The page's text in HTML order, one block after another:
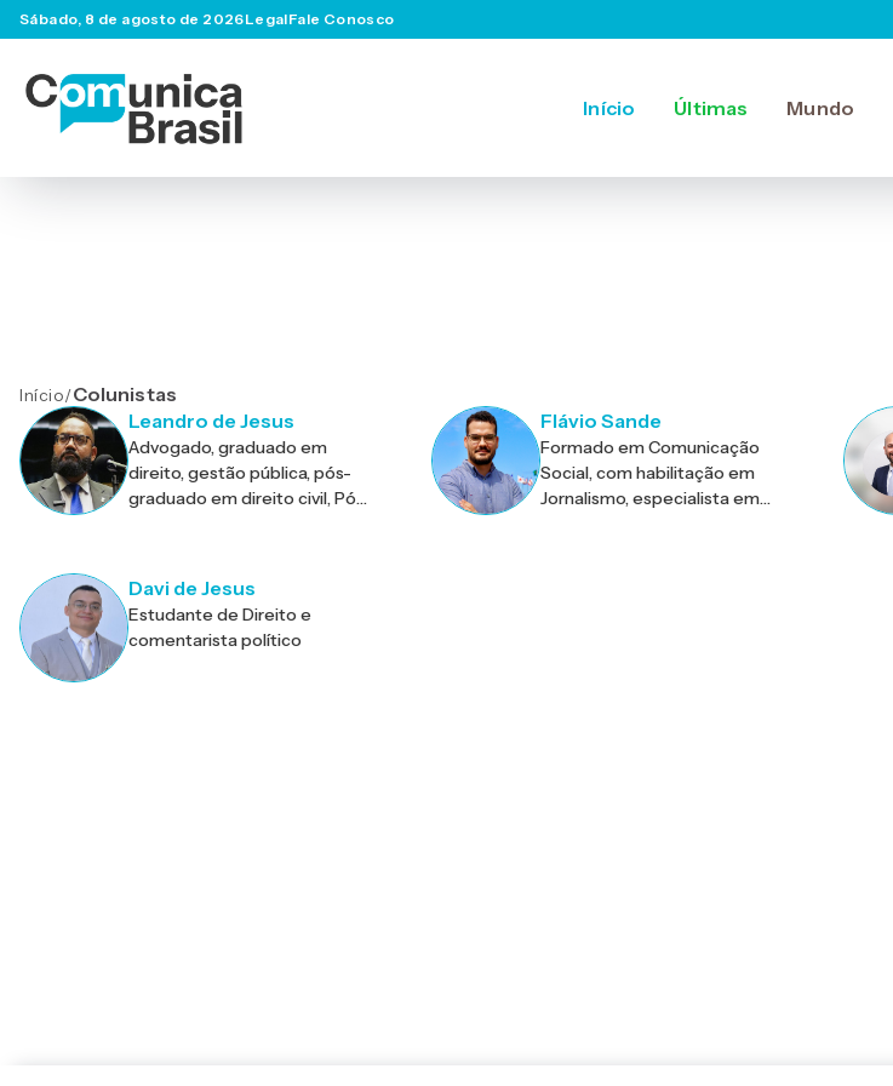
Sábado, 8 de agosto de 2026LegalFale Conosco
Início Últimas Mundo
Início/Colunistas
Leandro de Jesus
Advogado, graduado em
direito, gestão pública, pós-
graduado em direito civil, Pós
Radialista.
Flávio Sande
Formado em Comunicação
Social, com habilitação em
Jornalismo, especialista em
Davi de Jesus
Estudante de Direito e
comentarista político